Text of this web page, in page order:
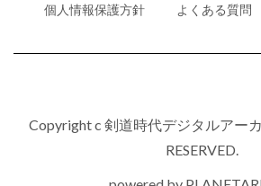
個人情報保護方針
よくある質問
Copyright c 剣道時代デジタルアー
RESERVED.